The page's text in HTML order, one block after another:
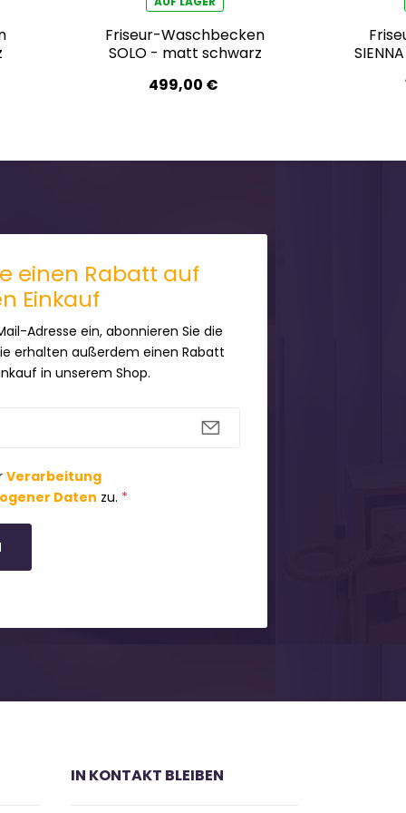
Friseur-Waschbecken
SOLO - matt schwarz
499,00 €
einen Rabatt auf
Einkauf
Adresse ein, abonnieren Sie die
erhalten außerdem einen Rabatt
in unserem Shop.
Verarbeitung
Daten zu. *
IN KONTAKT BLEIBEN